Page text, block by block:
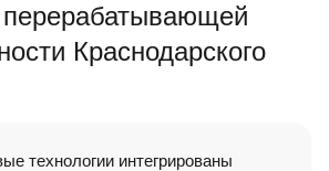
перерабатывающей
Краснодарского
технологии интегрированы